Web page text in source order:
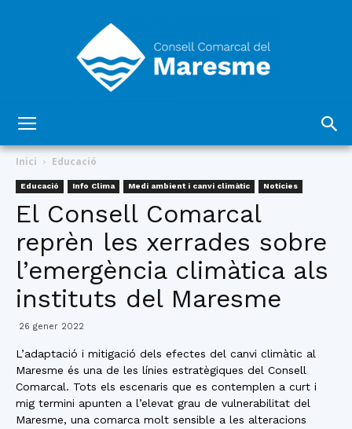
Comarcal
del
Maresme
Inici Educació
Educació Info Clima Medi ambient i canvi climàtic Notícies
El Consell Comarcal
reprèn les xerrades sobre
l’emergència climàtica als
instituts del Maresme
26 gener 2022
L’adaptació i mitigació dels efectes del canvi climàtic al
Maresme és una de les línies estratègiques del Consell
Comarcal. Tots els escenaris que es contemplen a curt i
mig termini apunten a l’elevat grau de vulnerabilitat del
Maresme, una comarca molt sensible a les alteracions